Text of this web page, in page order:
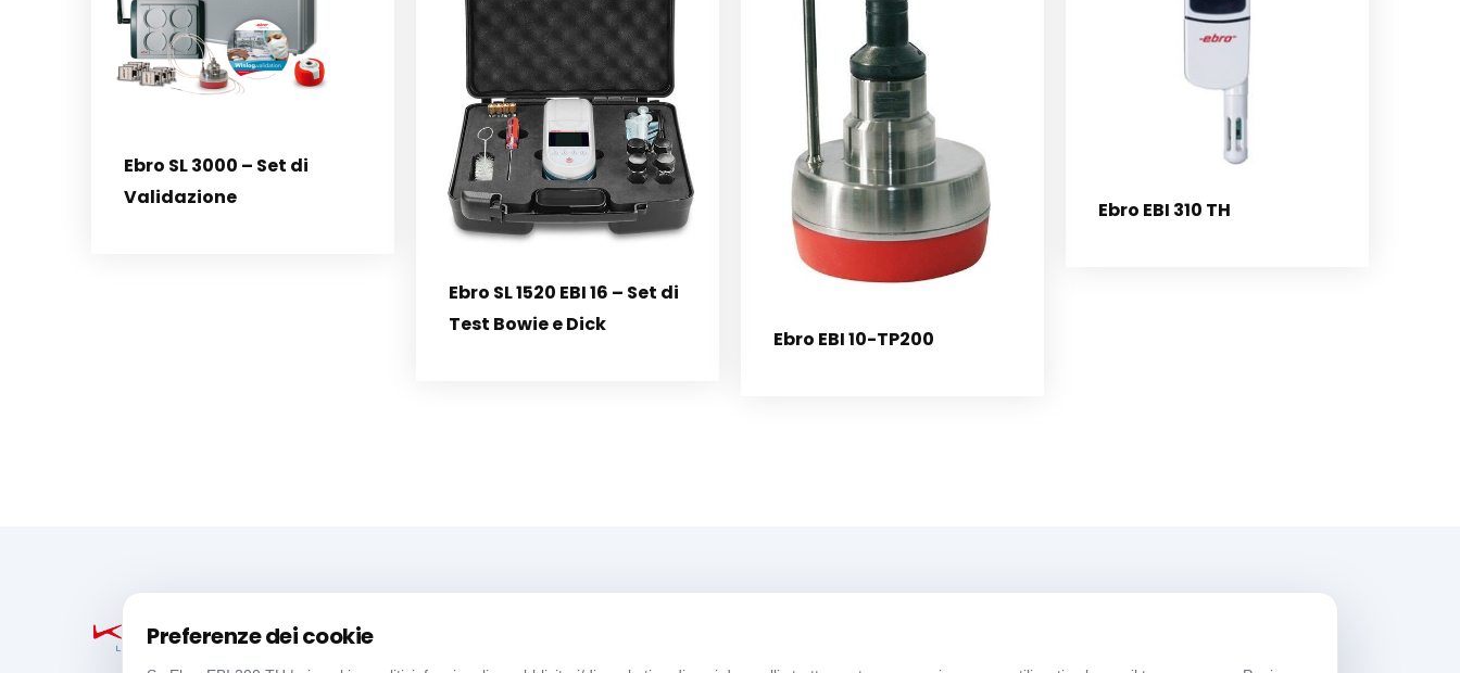
Ebro SL 3000 – Set di
Validazione
Ebro SL 1520 EBI 16 – Set di
Test Bowie e Dick
Ebro EBI 10-TP200
Ebro EBI 310 TH
Preferenze dei cookie